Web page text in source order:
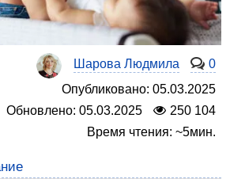
Шарова Людмила
0
Опубликовано: 05.03.2025
Обновлено: 05.03.2025
250 104
Время чтения: ~5мин.